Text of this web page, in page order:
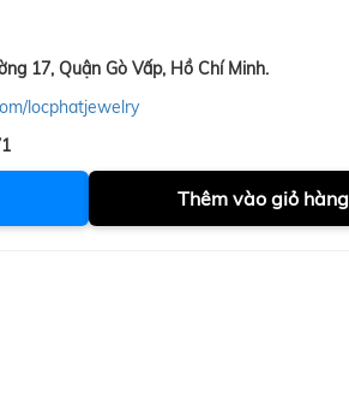
17, Quận Gò Vấp, Hồ Chí Minh.
locphatjewelry
Thêm vào giỏ hàng